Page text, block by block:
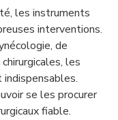
les instruments
interventions.
de
les
se les procurer
fiable.